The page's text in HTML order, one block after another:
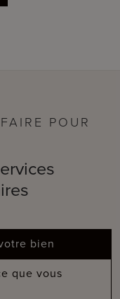
POUR
bien
que vous